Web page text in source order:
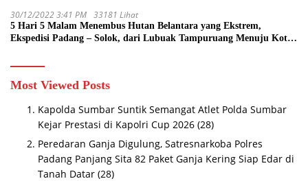
30/12/2022 3:41 PM 33181 Lihat
5 Hari 5 Malam Menembus Hutan Belantara yang Ekstrem,
Ekspedisi Padang – Solok, dari Lubuak Tampuruang Menuju Koto
Most Viewed Posts
Kapolda Sumbar Suntik Semangat Atlet Polda Sumbar
Kejar Prestasi di Kapolri Cup 2026 (28)
Peredaran Ganja Digulung, Satresnarkoba Polres
Padang Panjang Sita 82 Paket Ganja Kering Siap Edar di
Tanah Datar (28)